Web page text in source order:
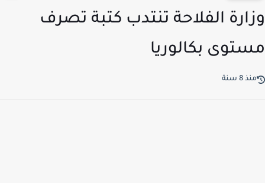
الفلاحة تنتدب كتبة تصرف
بكالوريا
8 سنة